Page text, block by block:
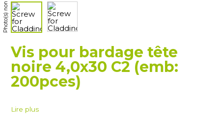
Vis pour bardage tête
noire 4,0x30 C2 (emb:
200pces)
Lire plus